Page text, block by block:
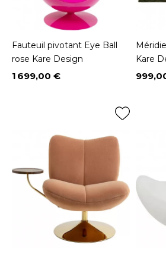
Fauteuil pivotant Eye Ball
rose Kare Design
Prix
1 699,00 €
Kare
Prix